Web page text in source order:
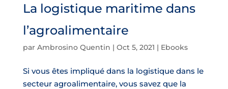
La logistique maritime dans
l’agroalimentaire
par Ambrosino Quentin | Oct 5, 2021 | Ebooks
Si vous êtes impliqué dans la logistique dans le
secteur agroalimentaire, vous savez que la